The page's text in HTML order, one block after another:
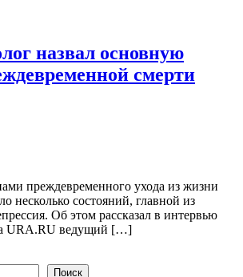
назвал основную
смерти
преждевременного ухода из жизни
несколько состояний, главной из
Об этом рассказал в интервью
URA.RU ведущий […]
Поиск